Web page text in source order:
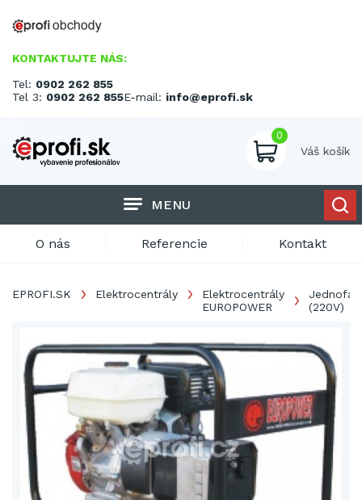
KONTAKTUJTE NÁS:
Tel: 0902 262 855
Tel 3: 0902 262 855E-mail: info@eprofi.sk
0
Váš košík
MENU
O nás Referencie Kontakt
EPROFI.SK Elektrocentrály
Elektrocentrály
EUROPOWER
(220V)